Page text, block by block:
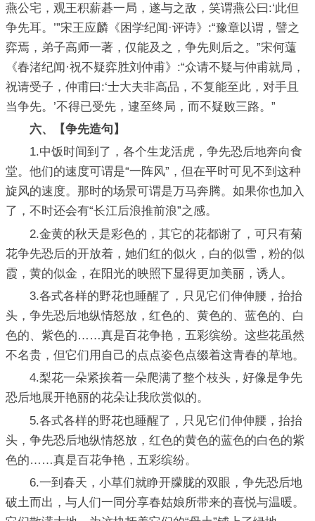
燕公宅，观王积薪碁一局，遂与之敌，笑谓燕公曰:‘此但
争先耳。’”宋王应麟《困学纪闻·评诗》:“豫章以谓，譬之
弈焉，弟子高师一著，仅能及之，争先则后之。”宋何薳
《春渚纪闻·祝不疑弈胜刘仲甫》:“众请不疑与仲甫就局，
祝请受子，仲甫曰:‘士大夫非高品，不复能至此，对手且
当争先。’不得已受先，逮至终局，而不疑败三路。”
六、【争先造句】
1.中饭时间到了，各个生龙活虎，争先恐后地奔向食
堂。他们的速度可谓是“一阵风”，但在平时可见不到这种
旋风的速度。那时的场景可谓是万马奔腾。如果你也加入
了，不时还会有“长江后浪推前浪”之感。
2.金黄的秋天是彩色的，其它的花都谢了，可只有菊
花争先恐后的开放着，她们红的似火，白的似雪，粉的似
霞，黄的似金，在阳光的映照下显得更加美丽，诱人。
3.各式各样的野花也睡醒了，只见它们伸伸腰，抬抬
头，争先恐后地纵情怒放，红色的、黄色的、蓝色的、白
色的、紫色的……真是百花争艳，五彩缤纷。这些花虽然
不名贵，但它们用自己的点点姿色点缀着这青春的草地。
4.梨花一朵紧挨着一朵爬满了整个枝头，好像是争先
恐后地展开艳丽的花朵让我欣赏似的。
5.各式各样的野花也睡醒了，只见它们伸伸腰，抬抬
头，争先恐后地纵情怒放，红色的黄色的蓝色的白色的紫
色的……真是百花争艳，五彩缤纷。
6.一到春天，小草们就睁开朦胧的双眼，争先恐后地
破土而出，与人们一同分享春姑娘所带来的喜悦与温暖。